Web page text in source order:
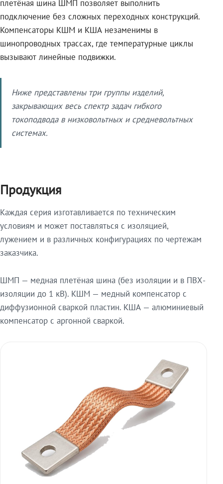
плетёная шина ШМП позволяет выполнить
подключение без сложных переходных конструкций.
Компенсаторы КШМ и КША незаменимы в
шинопроводных трассах, где температурные циклы
вызывают линейные подвижки.
Ниже представлены три группы изделий,
закрывающих весь спектр задач гибкого
токоподвода в низковольтных и средневольтных
системах.
Продукция
Каждая серия изготавливается по техническим
условиям и может поставляться с изоляцией,
лужением и в различных конфигурациях по чертежам
заказчика.
ШМП — медная плетёная шина (без изоляции и в ПВХ-
изоляции до 1 кВ). КШМ — медный компенсатор с
диффузионной сваркой пластин. КША — алюминиевый
компенсатор с аргонной сваркой.